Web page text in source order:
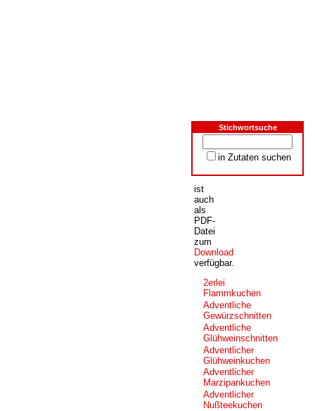
Stichwortsuche
in Zutaten suchen
Unsere
Rezeptsammlung
der
Rezeptidee
Woche
ist
auch
als
PDF-
Datei
zum
Download
verfügbar.
2erlei
Flammkuchen
Adventliche
Gewürzschnitten
Adventliche
Glühweinschnitten
Adventlicher
Glühweinkuchen
Adventlicher
Marzipankuchen
Adventlicher
Nußteekuchen